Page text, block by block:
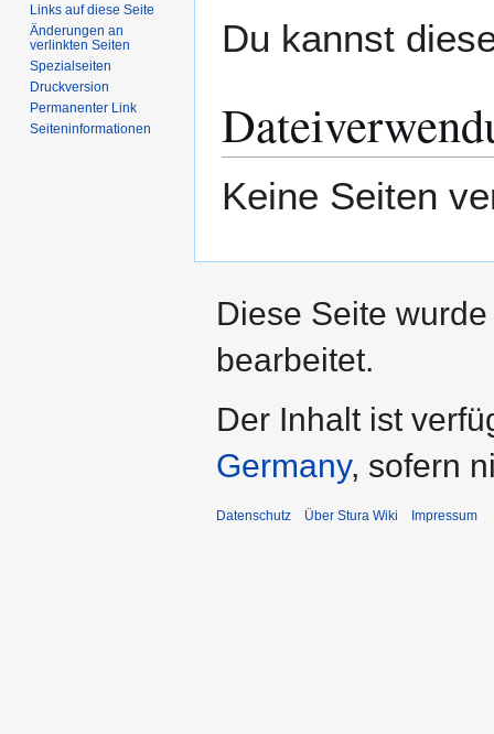
Du kannst
Keine Seiten
Links auf diese Seite
Änderungen an
verlinkten Seiten
Spezialseiten
Druckversion
Permanenter Link
Seiten­­informationen
Diese Seite
bearbeitet.
Der Inhalt ist
Germany, sofern
Datenschutz Über Stura Wiki Impressum